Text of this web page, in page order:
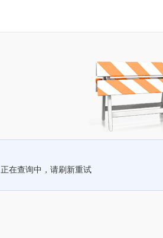
正在查询中，请刷新重试